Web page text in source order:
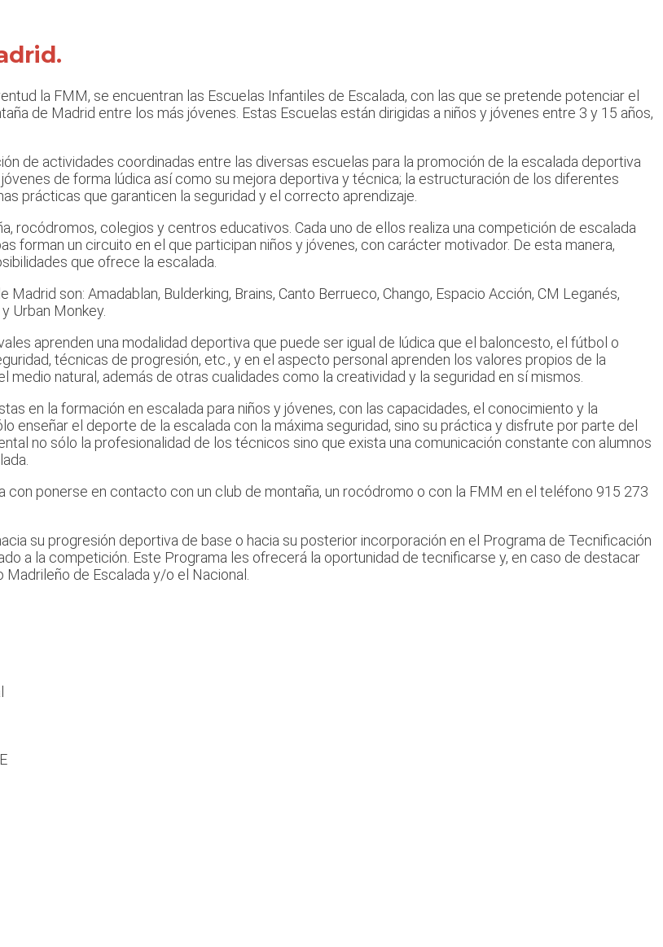
la FMM, se encuentran las Escuelas Infantiles de Escalada, con las que se pretende potenciar el
de Madrid entre los más jóvenes. Estas Escuelas están dirigidas a niños y jóvenes entre 3 y 15 años,
de actividades coordinadas entre las diversas escuelas para la promoción de la escalada deportiva
de forma lúdica así como su mejora deportiva y técnica; la estructuración de los diferentes
prácticas que garanticen la seguridad y el correcto aprendizaje.
rocódromos, colegios y centros educativos. Cada uno de ellos realiza una competición de escalada
forman un circuito en el que participan niños y jóvenes, con carácter motivador. De esta manera,
que ofrece la escalada.
son: Amadablan, Bulderking, Brains, Canto Berrueco, Chango, Espacio Acción, CM Leganés,
Urban Monkey.
aprenden una modalidad deportiva que puede ser igual de lúdica que el baloncesto, el fútbol o
técnicas de progresión, etc., y en el aspecto personal aprenden los valores propios de la
natural, además de otras cualidades como la creatividad y la seguridad en sí mismos.
en la formación en escalada para niños y jóvenes, con las capacidades, el conocimiento y la
enseñar el deporte de la escalada con la máxima seguridad, sino su práctica y disfrute por parte del
no sólo la profesionalidad de los técnicos sino que exista una comunicación constante con alumnos
ponerse en contacto con un club de montaña, un rocódromo o con la FMM en el teléfono 915 273
su progresión deportiva de base o hacia su posterior incorporación en el Programa de Tecnificación
a la competición. Este Programa les ofrecerá la oportunidad de tecnificarse y, en caso de destacar
de Escalada y/o el Nacional.